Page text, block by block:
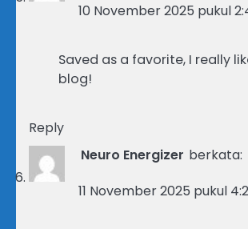
10 November 2025 pukul
Saved as a favorite, I really
blog!
Reply
Neuro Energizer berkata:
11 November 2025 pukul